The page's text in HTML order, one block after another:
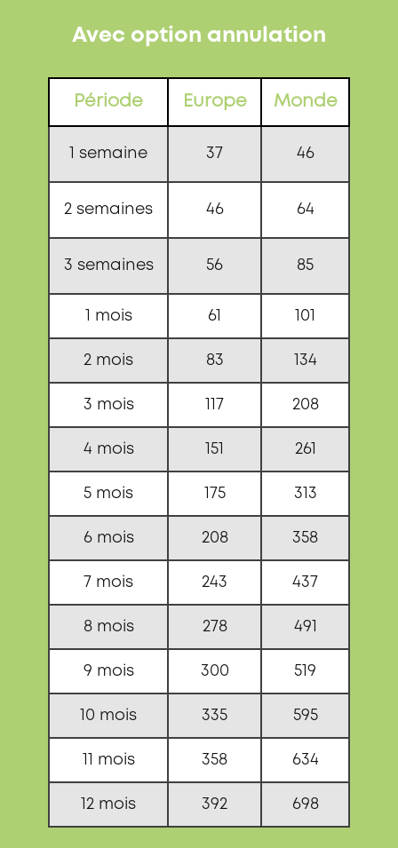
Avec option annulation
Période Europe Monde
1 semaine 37 46
2 semaines 46 64
3 semaines 56 85
1 mois 61 101
2 mois 83 134
3 mois 117 208
4 mois 151 261
5 mois 175 313
6 mois 208 358
7 mois 243 437
8 mois 278 491
9 mois 300 519
10 mois 335 595
11 mois 358 634
12 mois 392 698